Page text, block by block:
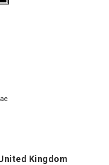
Kingdom